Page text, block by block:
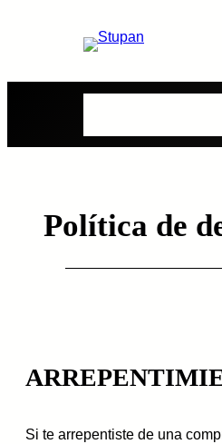
Política de
Si te arrepentiste de una